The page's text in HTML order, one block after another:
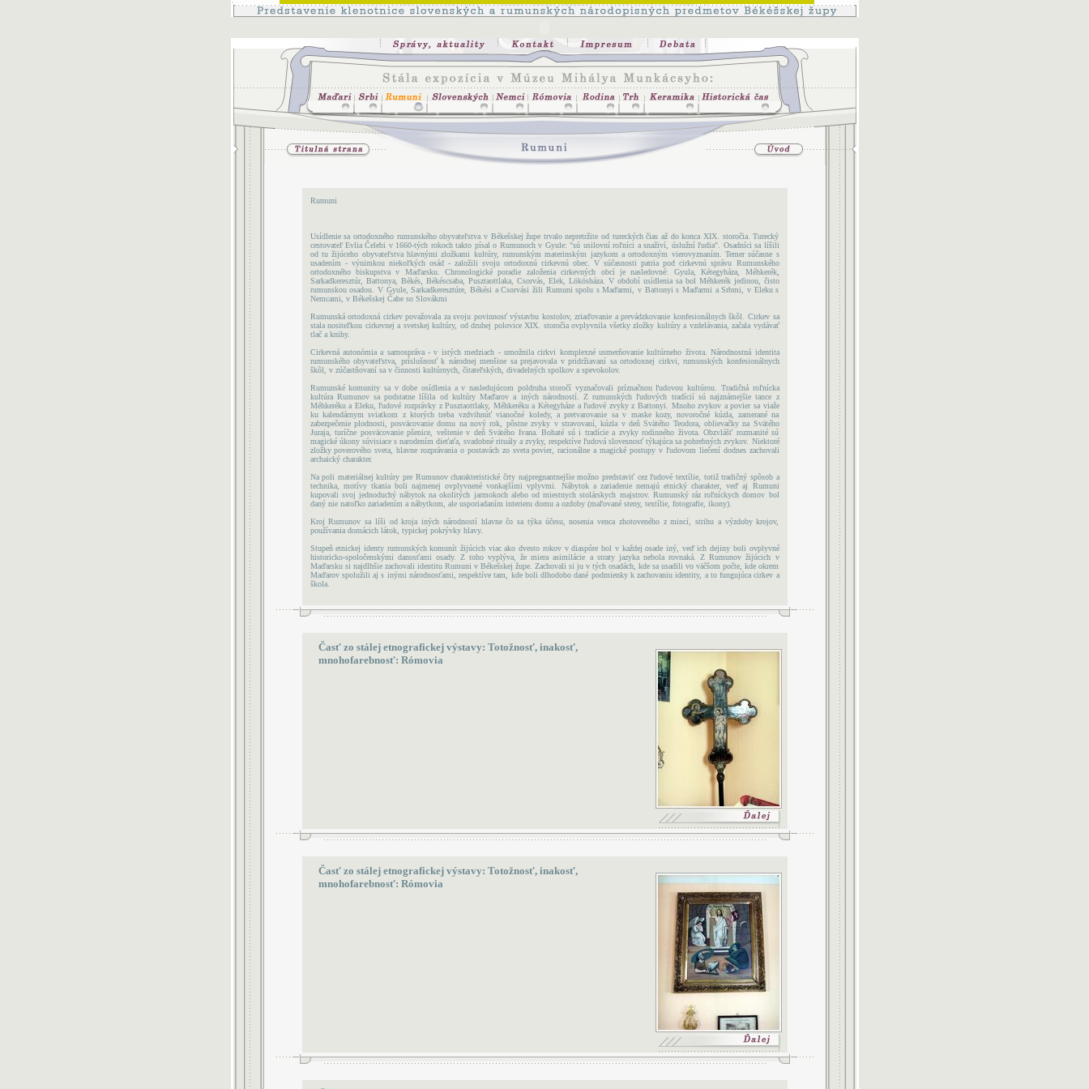
Rumuni
Usídlenie sa ortodoxného rumunského obyvateľstva v Békešskej župe trvalo nepretržite od tureckých čias až do konca XIX. storočia. Turecký
cestovateľ Evlia Čelebi v 1660-tých rokoch takto písal o Rumunoch v Gyule: "sú usilovní roľníci a snaživí, úslužní ľudia". Osadníci sa líšili
od tu žijúceho obyvateľstva hlavnými zložkami kultúry, rumunským materinským jazykom a ortodoxným vierovyznaním. Temer súčasne s
usadením - výnimkou niekoľkých osád - založili svoju ortodoxnú cirkevnú obec. V súčasnosti patria pod cirkevnú správu Rumunského
ortodoxného biskupstva v Maďarsku. Chronologické poradie založenia cirkevných obcí je nasledovné: Gyula, Kétegyháza, Méhkerék,
Sarkadkeresztúr, Battonya, Békés, Békéscsaba, Pusztaottlaka, Csorvás, Elek, Lökösháza. V období usídlenia sa bol Méhkerék jedinou, čisto
rumunskou osadou. V Gyule, Sarkadkeresztúre, Békési a Csorvási žili Rumuni spolu s Maďarmi, v Battonyi s Maďarmi a Srbmi, v Eleku s
Nemcami, v Békešskej Čabe so Slovákmi
Rumunská ortodoxná cirkev považovala za svoju povinnosť výstavbu kostolov, zriaďovanie a prevádzkovanie konfesionálnych škôl. Cirkev sa
stala nositeľkou cirkevnej a svetskej kultúry, od druhej polovice XIX. storočia ovplyvnila všetky zložky kultúry a vzdelávania, začala vydávať
tlač a knihy.
Cirkevná autonómia a samospráva - v istých medziach - umožnila cirkvi komplexné usmerňovanie kultúrneho života. Národnostná identita
rumunského obyvateľstva, príslušnosť k národnej menšine sa prejavovala v pridržiavaní sa ortodoxnej cirkvi, rumunských konfesionálnych
škôl, v zúčastňovaní sa v činnosti kultúrnych, čitateľských, divadelných spolkov a spevokolov.
Rumunské komunity sa v dobe osídlenia a v nasledujúcom poldruha storočí vyznačovali príznačnou ľudovou kultúrou. Tradičná roľnícka
kultúra Rumunov sa podstatne líšila od kultúry Maďarov a iných národností. Z rumunských ľudových tradícií sú najznámejšie tance z
Méhkeréku a Eleku, ľudové rozprávky z Pusztaottlaky, Méhkeréku a Kétegyháze a ľudové zvyky z Battonyi. Mnoho zvykov a povier sa viaže
ku kalendárnym sviatkom z ktorých treba vzdvihnúť vianočné koledy, a pretvarovanie sa v maske kozy, novoročné kúzla, zamerané na
zabezpečenie plodnosti, posväcovanie domu na nový rok, pôstne zvyky v stravovaní, kúzla v deň Svätého Teodora, oblievačky na Svätého
Juraja, turíčne posväcovanie pšenice, veštenie v deň Svätého Ivana. Bohaté sú i tradície a zvyky rodinného života. Obzvlášť rozmanité sú
magické úkony súvisiace s narodením dieťaťa, svadobné rituály a zvyky, respektíve ľudová slovesnosť týkajúca sa pohrebných zvykov. Niektoré
zložky poverového sveta, hlavne rozprávania o postavách zo sveta povier, racionálne a magické postupy v ľudovom liečení dodnes zachovali
archaický charakter.
Na poli materiálnej kultúry pre Rumunov charakteristické črty najpregnantnejšie možno predstaviť cez ľudové textílie, totiž tradičný spôsob a
technika, motívy tkania boli najmenej ovplyvnené vonkajšími vplyvmi. Nábytok a zariadenie nemajú etnický charakter, veď aj Rumuni
kupovali svoj jednoduchý nábytok na okolitých jarmokoch alebo od miestnych stolárskych majstrov. Rumunský ráz roľníckych domov bol
daný nie natoľko zariadením a nábytkom, ale usporiadaním interieru domu a ozdoby (maľované steny, textílie, fotografie, ikony).
Kroj Rumunov sa líši od kroja iných národností hlavne čo sa týka účesu, nosenia venca zhotoveného z mincí, strihu a výzdoby krojov,
používania domácich látok, typickej pokrývky hlavy.
Stupeň etnickej identy rumunských komunít žijúcich viac ako dvesto rokov v diaspóre bol v každej osade iný, veď ich dejiny boli ovplyvné
historicko-spoločenskými danosťami osady. Z toho vyplýva, že miera asimilácie a straty jazyka nebola rovnaká. Z Rumunov žijúcich v
Maďarsku si najdlhšie zachovali identitu Rumuni v Békešskej župe. Zachovali si ju v tých osadách, kde sa usadili vo väčšom počte, kde okrem
Maďarov spolužili aj s inými národnosťami, respektíve tam, kde boli dlhodobo dané podmienky k zachovaniu identity, a to fungujúca cirkev a
škola.
Časť zo stálej etnografickej výstavy: Totožnosť, inakosť,
mnohofarebnosť: Rómovia
Časť zo stálej etnografickej výstavy: Totožnosť, inakosť,
mnohofarebnosť: Rómovia